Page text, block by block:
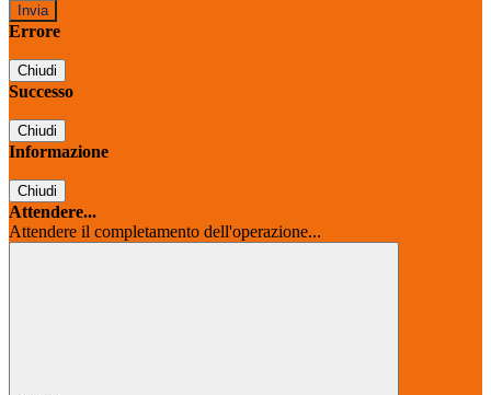
Errore
Chiudi
Successo
Chiudi
Informazione
Chiudi
Attendere...
Attendere il completamento dell'operazione...